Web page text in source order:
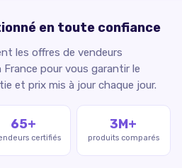
en toute confiance
les offres de vendeurs
pour vous garantir le
et prix mis à jour chaque jour.
65+
certifiés
3M+
produits comparés